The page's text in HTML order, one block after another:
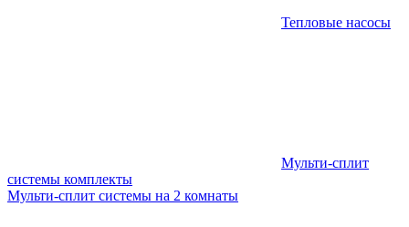
Тепловые насосы
Мульти-сплит
системы комплекты
Мульти-сплит системы на 2 комнаты